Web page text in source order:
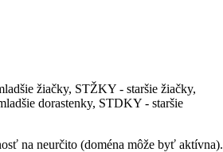
žiačky, STŽKY - staršie žiačky,
dorastenky, STDKY - staršie
na neurčito (doména môže byť aktívna).